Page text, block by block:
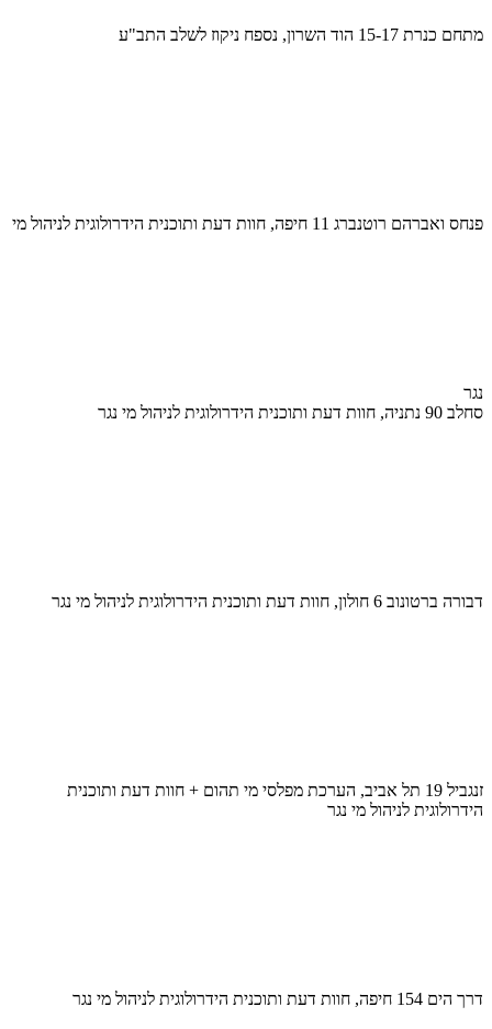
מתחם כנרת 15-17 הוד השרון, נספח ניקוז לשלב התב"ע
פנחס ואברהם רוטנברג 11 חיפה, חוות דעת ותוכנית הידרולוגית לניהול מי
נגר
סחלב 90 נתניה, חוות דעת ותוכנית הידרולוגית לניהול מי נגר
דבורה ברטונוב 6 חולון, חוות דעת ותוכנית הידרולוגית לניהול מי נגר
זנגביל 19 תל אביב, הערכת מפלסי מי תהום + חוות דעת ותוכנית
הידרולוגית לניהול מי נגר
דרך הים 154 חיפה, חוות דעת ותוכנית הידרולוגית לניהול מי נגר